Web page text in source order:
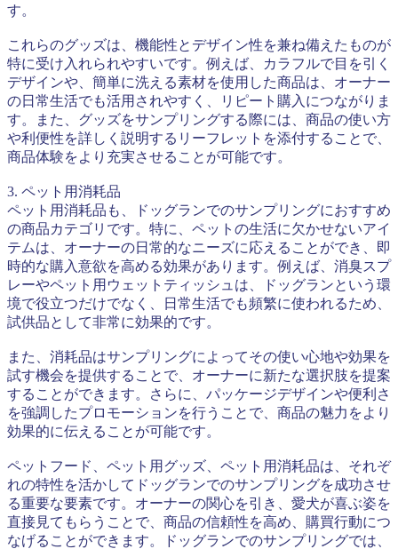
す。
これらのグッズは、機能性とデザイン性を兼ね備えたものが
特に受け入れられやすいです。例えば、カラフルで目を引く
デザインや、簡単に洗える素材を使用した商品は、オーナー
の日常生活でも活用されやすく、リピート購入につながりま
す。また、グッズをサンプリングする際には、商品の使い方
や利便性を詳しく説明するリーフレットを添付することで、
商品体験をより充実させることが可能です。
3. ペット用消耗品
ペット用消耗品も、ドッグランでのサンプリングにおすすめ
の商品カテゴリです。特に、ペットの生活に欠かせないアイ
テムは、オーナーの日常的なニーズに応えることができ、即
時的な購入意欲を高める効果があります。例えば、消臭スプ
レーやペット用ウェットティッシュは、ドッグランという環
境で役立つだけでなく、日常生活でも頻繁に使われるため、
試供品として非常に効果的です。
また、消耗品はサンプリングによってその使い心地や効果を
試す機会を提供することで、オーナーに新たな選択肢を提案
することができます。さらに、パッケージデザインや便利さ
を強調したプロモーションを行うことで、商品の魅力をより
効果的に伝えることが可能です。
ペットフード、ペット用グッズ、ペット用消耗品は、それぞ
れの特性を活かしてドッグランでのサンプリングを成功させ
る重要な要素です。オーナーの関心を引き、愛犬が喜ぶ姿を
直接見てもらうことで、商品の信頼性を高め、購買行動につ
なげることができます。ドッグランでのサンプリングでは、